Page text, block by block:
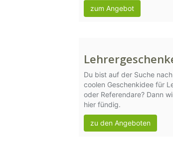
zum Angebot
Du bist auf der Suche
coolen Geschenkidee für
oder Referendare? Dann
hier fündig.
zu den Angeboten